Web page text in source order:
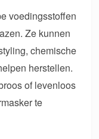
voedingsstoffen
Ze kunnen
chemische
herstellen.
of levenloos
te